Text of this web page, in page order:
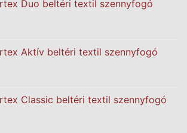
Duo beltéri textil szennyfogó
Aktív beltéri textil szennyfogó
Classic beltéri textil szennyfogó